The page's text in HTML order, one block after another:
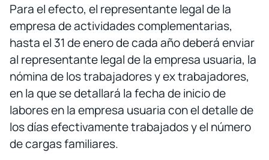
Para el efecto, el representante legal de la
empresa de actividades complementarias,
hasta el 31 de enero de cada año deberá enviar
al representante legal de la empresa usuaria, la
nómina de los trabajadores y ex trabajadores,
en la que se detallará la fecha de inicio de
labores en la empresa usuaria con el detalle de
los días efectivamente trabajados y el número
de cargas familiares.